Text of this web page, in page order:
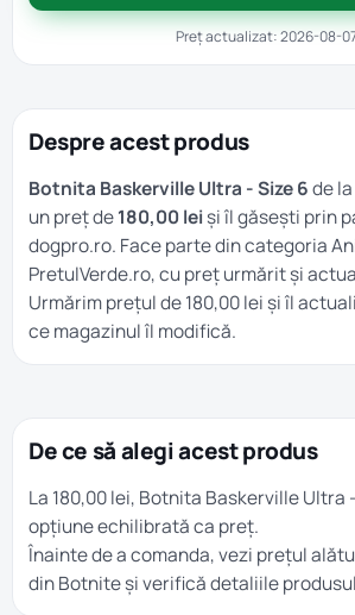
Preț actualizat: 2026-08-
Despre acest produs
Botnita Baskerville Ultra - Size 6de
un preț de180,00 lei și îl găsești prin
dogpro.ro. Face parte din categoria
PretulVerde.ro, cu preț urmărit și
Urmărim prețul de 180,00 lei și îl
ce magazinul îl modifică.
De ce să alegi acest produs
La 180,00 lei, Botnita Baskerville Ultra
opțiune echilibrată ca preț.
Înainte de a comanda, vezi prețul
dinBotniteși verifică detaliile